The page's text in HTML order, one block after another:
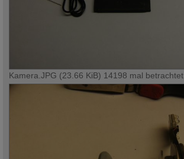
Kamera.JPG (23.66 KiB) 14198 mal betrachtet